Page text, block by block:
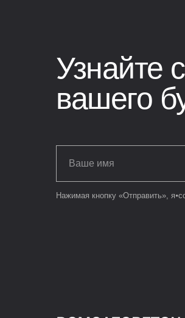
Узнайте
вашего
Нажимая кнопку «Отправить»,